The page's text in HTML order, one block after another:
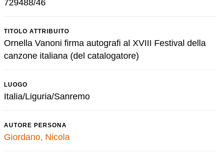
729488/46
TITOLO ATTRIBUITO
Ornella Vanoni firma autografi al XVIII Festival della
canzone italiana (del catalogatore)
LUOGO
Italia/Liguria/Sanremo
AUTORE PERSONA
Giordano, Nicola